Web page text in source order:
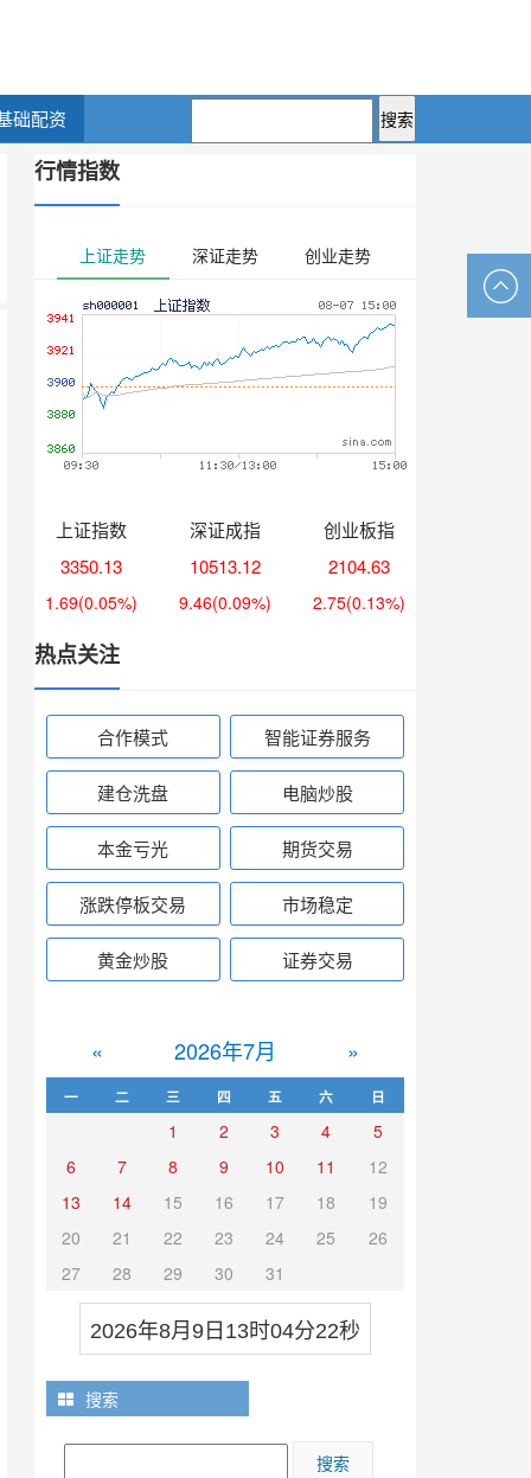
础配资
行情指数
上证走势 深证走势 创业走势
上证指数
3350.13
1.69(0.05%)
深证成指
10513.12
9.46(0.09%)
创业板指
2104.63
2.75(0.13%)
热点关注
合作模式 智能证券服务
建仓洗盘 电脑炒股
本金亏光 期货交易
涨跌停板交易 市场稳定
黄金炒股 证券交易
« 2026年7月 »
一 二 三 四 五 六 日
1 2 3 4
5
6
7 8 9 10 11
12
13
14 15 16 17 18
19
20
21 22 23 24 25
26
27
28 29 30 31
2026年8月9日13时04分23秒
搜索